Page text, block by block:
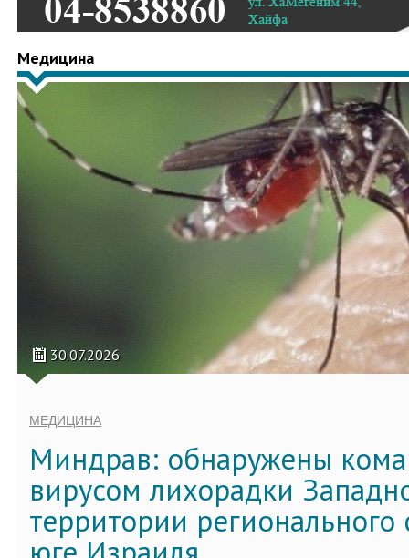
Медицина
30.07.2026
МЕДИЦИНА
Миндрав: обнаружены
вирусом лихорадки
территории регионального